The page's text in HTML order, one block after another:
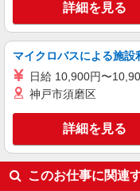
詳細を見る
マイクロバスによる施
日給 10,900円〜
神戸市須磨区
詳細を見る
このお仕事に関連